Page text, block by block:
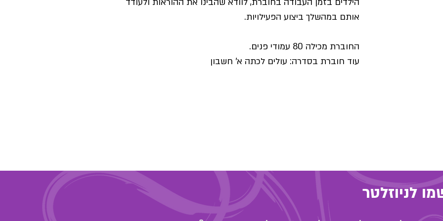
אותם במהשלך ביצוע הפעילויות.
החוברת מכילה 80 עמודי פנים.
עוד חוברת בסדרה: עולים לכתה א' חשבון
לניוזלטר